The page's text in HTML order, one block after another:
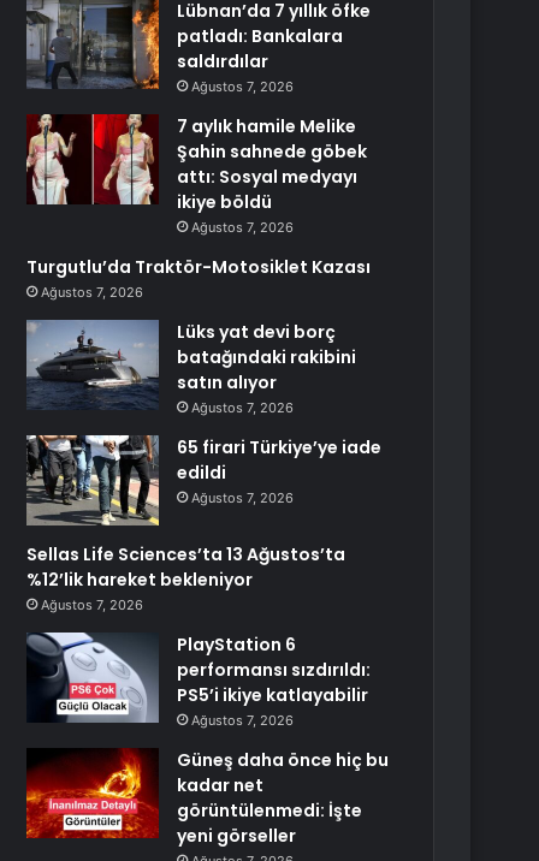
Lübnan’da 7 yıllık öfke
patladı: Bankalara
saldırdılar
Ağustos 7, 2026
7 aylık hamile Melike
Şahin sahnede göbek
attı: Sosyal medyayı
ikiye böldü
Ağustos 7, 2026
Turgutlu’da Traktör-Motosiklet Kazası
Ağustos 7, 2026
Lüks yat devi borç
batağındaki rakibini
satın alıyor
Ağustos 7, 2026
65 firari Türkiye’ye iade
edildi
Ağustos 7, 2026
Sellas Life Sciences’ta 13 Ağustos’ta
%12’lik hareket bekleniyor
Ağustos 7, 2026
PlayStation 6
performansı sızdırıldı:
PS5’i ikiye katlayabilir
Ağustos 7, 2026
Güneş daha önce hiç bu
kadar net
görüntülenmedi: İşte
yeni görseller